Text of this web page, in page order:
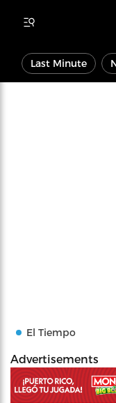
Last Minute
El Tiempo
Advertisements